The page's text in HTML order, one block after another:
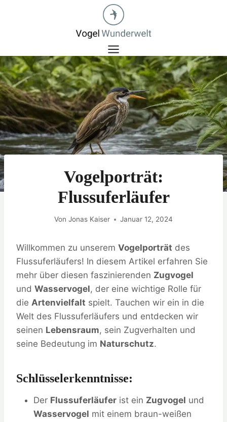
Vogelporträt:
Flussuferläufer
Von Jonas Kaiser Januar 12, 2024
Willkommen zu unserem Vogelporträt des
Flussuferläufers! In diesem Artikel erfahren Sie
mehr über diesen faszinierenden Zugvogel
und Wasservogel, der eine wichtige Rolle für
die Artenvielfalt spielt. Tauchen wir ein in die
Welt des Flussuferläufers und entdecken wir
seinen Lebensraum, sein Zugverhalten und
seine Bedeutung im Naturschutz.
Schlüsselerkenntnisse:
Der Flussuferläufer ist ein Zugvogel und
Wasservogel mit einem braun-weißen